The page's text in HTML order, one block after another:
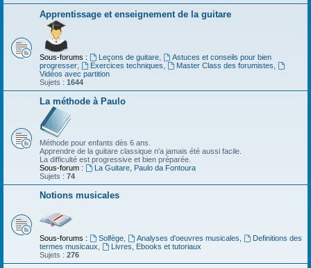
Apprentissage et enseignement de la guitare
Sous-forums : Leçons de guitare,
Astuces et conseils pour bien
progresser
Exercices techniques Master Class des forumistes
Vidéos avec partition
Sujets : 1644
La méthode à Paulo
Méthode pour enfants dès 6 ans.
Apprendre de la guitare classique n'a jamais été aussi facile.
La difficulté est progressive et bien préparée.
Sous-forum :
La Guitare, Paulo da Fontoura
Sujets : 74
Notions musicales
Sous-forums : Solfège, Analyses d'oeuvres musicales
Definitions des
termes musicaux
Livres, Ebooks et tutoriaux
Sujets : 276